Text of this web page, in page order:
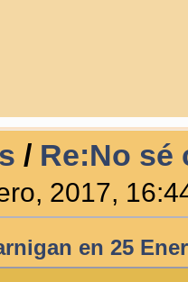
/ Re:No sé
2017,
en 25